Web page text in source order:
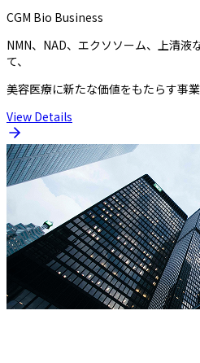
CGM Bio Business
NMN、NAD、エクソソーム、上清液
て、
美容医療に新たな価値をもたらす事業
View Details